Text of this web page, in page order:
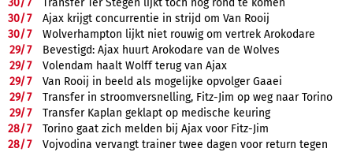
30/7
Ajax krijgt concurrentie in strijd om Van Rooij
30/7
Wolverhampton lijkt niet rouwig om vertrek Arokodare
29/7
Bevestigd: Ajax huurt Arokodare van de Wolves
29/7
Volendam haalt Wolff terug van Ajax
29/7
Van Rooij in beeld als mogelijke opvolger Gaaei
29/7
Transfer in stroomversnelling, Fitz-Jim op weg naar Torino
29/7
Transfer Kaplan geklapt op medische keuring
28/7
Torino gaat zich melden bij Ajax voor Fitz-Jim
28/7
Vojvodina vervangt trainer twee dagen voor return tegen